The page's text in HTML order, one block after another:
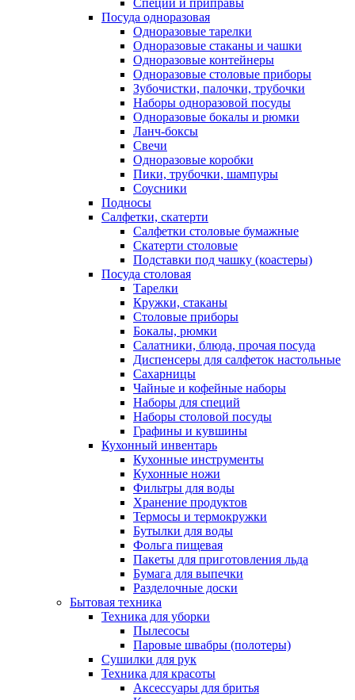
Специи и приправы
Посуда одноразовая
Одноразовые тарелки
Одноразовые стаканы и чашки
Одноразовые контейнеры
Одноразовые столовые приборы
Зубочистки, палочки, трубочки
Наборы одноразовой посуды
Одноразовые бокалы и рюмки
Ланч-боксы
Свечи
Одноразовые коробки
Пики, трубочки, шампуры
Соусники
Подносы
Салфетки, скатерти
Салфетки столовые бумажные
Скатерти столовые
Подставки под чашку (коастеры)
Посуда столовая
Тарелки
Кружки, стаканы
Столовые приборы
Бокалы, рюмки
Салатники, блюда, прочая посуда
Диспенсеры для салфеток настольные
Сахарницы
Чайные и кофейные наборы
Наборы для специй
Наборы столовой посуды
Графины и кувшины
Кухонный инвентарь
Кухонные инструменты
Кухонные ножи
Фильтры для воды
Хранение продуктов
Термосы и термокружки
Бутылки для воды
Фольга пищевая
Пакеты для приготовления льда
Бумага для выпечки
Разделочные доски
Бытовая техника
Техника для уборки
Пылесосы
Паровые швабры (полотеры)
Сушилки для рук
Техника для красоты
Аксессуары для бритья